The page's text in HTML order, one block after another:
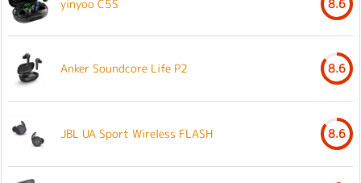
yinyoo C5S 8.6
Anker Soundcore Life P2 8.6
JBL UA Sport Wireless FLASH 8.6